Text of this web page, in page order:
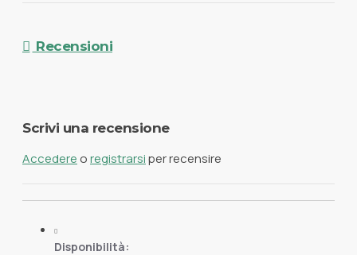
Recensioni
Scrivi una recensione
Accedere oregistrarsiper recensire
Disponibilità: